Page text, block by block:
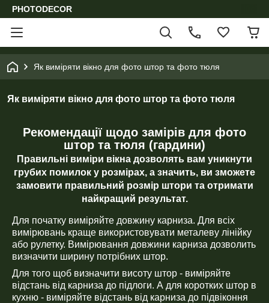
PHOTODECOR
Як виміряти вікно для фото штор та фото тюля
Як виміряти вікно для фото штор та фото тюля
Рекомендації щодо замірів для фото
штор та тюля (гардини)
Правильні виміри вікна дозволять вам уникнути
грубих помилок у розмірах, а значить, ви зможете
замовити правильний розмір штори та отримати
найкращий результат.
Для початку виміряйте довжину карниза. Для всіх
вимірювань краще використовувати металеву лінійку
або рулетку. Вимірювання довжини карниза дозволить
визначити ширину потрібних штор.
Для того щоб визначити висоту штор - виміряйте
відстань від карниза до підлоги. А для коротких штор в
кухню - виміряйте відстань від карниза до підвіконня